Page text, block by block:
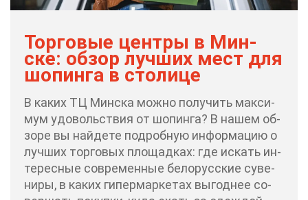
Тор­го­вые цен­тры в Мин­
ске: об­зор луч­ших мест для
шо­пин­га в сто­ли­це
В ка­ких ТЦ Мин­ска мож­но по­лу­чить мак­си­
мум удо­воль­ствия от шо­пин­га? В на­шем об­
зо­ре вы най­де­те по­дроб­ную ин­фор­ма­цию о
луч­ших тор­го­вых пло­щад­ках: где ис­кать ин­
те­рес­ные со­вре­мен­ные бе­ло­рус­ские су­ве­
ни­ры, в ка­ких ги­пер­мар­ке­тах вы­год­нее со­